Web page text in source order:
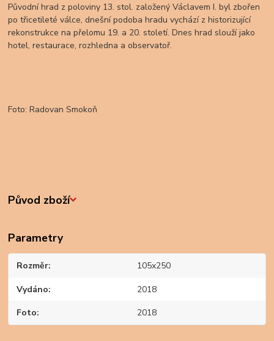
Původní hrad z poloviny 13. stol. založený Václavem I. byl zbořen
po třicetileté válce, dnešní podoba hradu vychází z historizující
rekonstrukce na přelomu 19. a 20. století. Dnes hrad slouží jako
hotel, restaurace, rozhledna a observatoř.
Foto: Radovan Smokoň
Původ zboží
Parametry
Rozměr 105x250
Vydáno 2018
Foto 2018